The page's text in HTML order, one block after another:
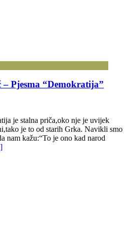
– Pjesma “Demokratija”
je stalna priča,oko nje je uvijek
je to od starih Grka. Navikli smo
nam kažu:“To je ono kad narod